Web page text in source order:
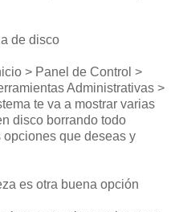
de disco
> Panel de Control >
Administrativas >
te va a mostrar varias
disco borrando todo
que deseas y
es otra buena opción